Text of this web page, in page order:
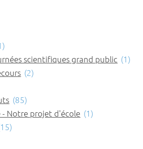
scientifiques grand public (1)
(2)
(85)
Notre projet d'école (1)